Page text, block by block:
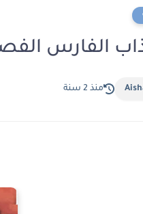
الفارس الفصل العاشر
منذ 2 سنة